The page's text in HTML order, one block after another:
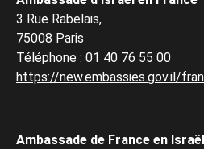
3 Rue Rabelais,
75008 Paris
Téléphone : 01 40 76 55 00
https://new.embassies.gov.il/
Ambassade de France en Israël